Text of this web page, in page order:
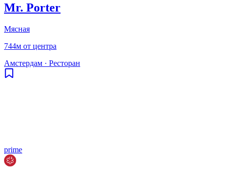
Mr. Porter
Мясная
744м от центра
Амстердам · Ресторан
prime